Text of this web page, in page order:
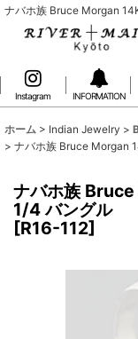
ナバホ族 Bruce Morgan
Instagram INFORMATION
ホーム > Indian Jewelry >
> ナバホ族 Bruce Morgan
ナバホ族
1/4 バングル
[R16-112]